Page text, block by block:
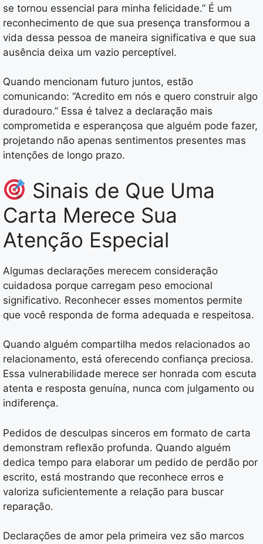
se tornou essencial para minha felicidade.” É um
reconhecimento de que sua presença transformou a
vida dessa pessoa de maneira significativa e que sua
ausência deixa um vazio perceptível.
Quando mencionam futuro juntos, estão
comunicando: “Acredito em nós e quero construir algo
duradouro.” Essa é talvez a declaração mais
comprometida e esperançosa que alguém pode fazer,
projetando não apenas sentimentos presentes mas
intenções de longo prazo.
Sinais de Que Uma
Carta Merece Sua
Atenção Especial
Algumas declarações merecem consideração
cuidadosa porque carregam peso emocional
significativo. Reconhecer esses momentos permite
que você responda de forma adequada e respeitosa.
Quando alguém compartilha medos relacionados ao
relacionamento, está oferecendo confiança preciosa.
Essa vulnerabilidade merece ser honrada com escuta
atenta e resposta genuína, nunca com julgamento ou
indiferença.
Pedidos de desculpas sinceros em formato de carta
demonstram reflexão profunda. Quando alguém
dedica tempo para elaborar um pedido de perdão por
escrito, está mostrando que reconhece erros e
valoriza suficientemente a relação para buscar
reparação.
Declarações de amor pela primeira vez são marcos